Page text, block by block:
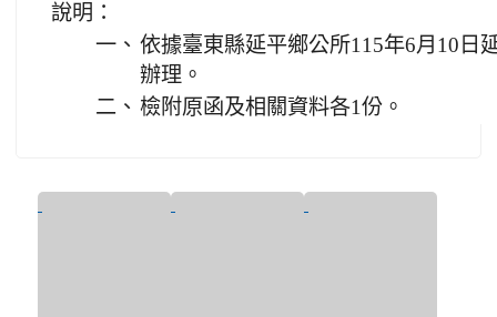
說明：
一、 依據臺東縣延平鄉公所115年6月10日
辦理。
二、 檢附原函及相關資料各1份。